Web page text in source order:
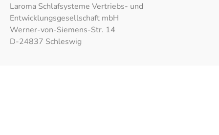
Laroma Schlafsysteme Vertriebs- und
Entwicklungsgesellschaft mbH
Werner-von-Siemens-Str. 14
D-24837 Schleswig